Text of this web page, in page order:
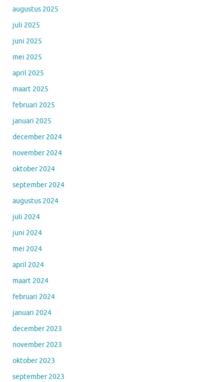
augustus 2025
juli 2025
juni 2025
mei 2025
april 2025
maart 2025
februari 2025
januari 2025
december 2024
november 2024
oktober 2024
september 2024
augustus 2024
juli 2024
juni 2024
mei 2024
april 2024
maart 2024
februari 2024
januari 2024
december 2023
november 2023
oktober 2023
september 2023